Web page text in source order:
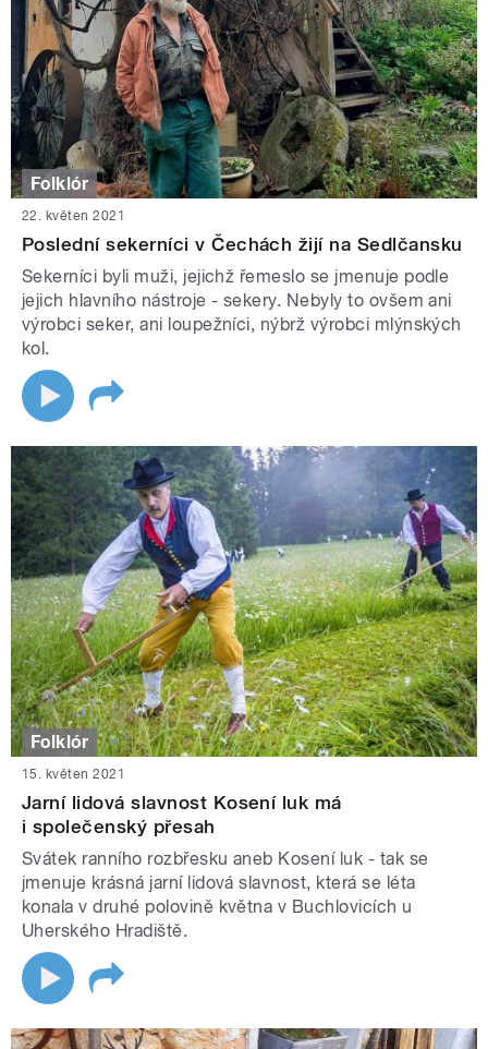
Folklór
22. květen 2021
Poslední sekerníci v Čechách žijí na Sedlčansku
Sekerníci byli muži, jejichž řemeslo se jmenuje podle
jejich hlavního nástroje - sekery. Nebyly to ovšem ani
výrobci seker, ani loupežníci, nýbrž výrobci mlýnských
kol.
Folklór
15. květen 2021
Jarní lidová slavnost Kosení luk má
i společenský přesah
Svátek ranního rozbřesku aneb Kosení luk - tak se
jmenuje krásná jarní lidová slavnost, která se léta
konala v druhé polovině května v Buchlovicích u
Uherského Hradiště.